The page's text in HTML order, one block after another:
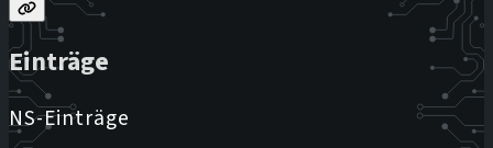
Einträge
NS-Einträge